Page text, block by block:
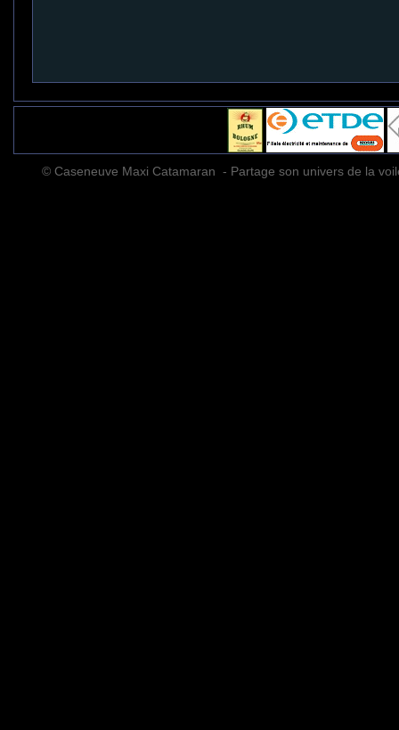
© Caseneuve Maxi Catamaran - Partage son univers de la